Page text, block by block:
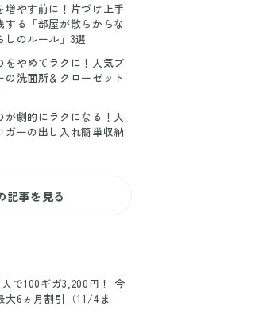
増やす前に！片づけ上手
する「部屋が散らからな
しのルール」3選
をやめてラクに！人気ブ
の洗面所＆クローゼット
が劇的にラクになる！人
ガーの出し入れ簡単収納
記事を見る
で100ギガ3,200円！ 今
大6ヵ月割引（11/4ま